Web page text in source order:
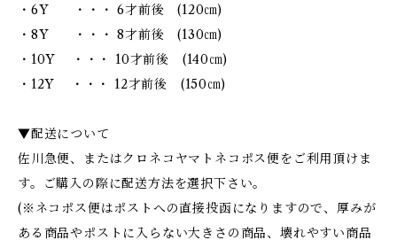
・6Y ・・・ 6才前後 (120㎝)
・8Y ・・・ 8才前後 (130㎝)
・10Y ・・・ 10才前後 (140㎝)
・12Y ・・・ 12才前後 (150㎝)
▼配送について
佐川急便、またはクロネコヤマトネコポス便をご利用頂けま
す。ご購入の際に配送方法を選択下さい。
(※ネコポス便はポストへの直接投函になりますので、厚みが
ある商品やポストに入らない大きさの商品、壊れやすい商品